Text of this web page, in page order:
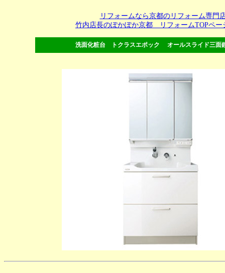
リフォームなら京都のリフォーム専門
竹内店長のぽかぽか京都 リフォームTOPペー
洗面化粧台 トクラスエポック オールスライド三面